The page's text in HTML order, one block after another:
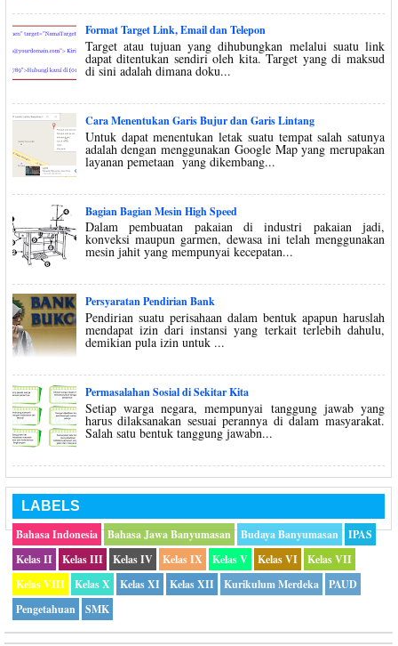
Format Target Link, Email dan Telepon
Target atau tujuan yang dihubungkan melalui suatu link
dapat ditentukan sendiri oleh kita. Target yang di maksud
di sini adalah dimana doku...
Cara Menentukan Garis Bujur dan Garis Lintang
Untuk dapat menentukan letak suatu tempat salah satunya
adalah dengan menggunakan Google Map yang merupakan
layanan pemetaan yang dikembang...
Bagian Bagian Mesin High Speed
Dalam pembuatan pakaian di industri pakaian jadi,
konveksi maupun garmen, dewasa ini telah menggunakan
mesin jahit yang mempunyai kecepatan...
Persyaratan Pendirian Bank
Pendirian suatu perisahaan dalam bentuk apapun haruslah
mendapat izin dari instansi yang terkait terlebih dahulu,
demikian pula izin untuk ...
Permasalahan Sosial di Sekitar Kita
Setiap warga negara, mempunyai tanggung jawab yang
harus dilaksanakan sesuai perannya di dalam masyarakat.
Salah satu bentuk tanggung jawabn...
LABELS
Bahasa Indonesia
Bahasa Jawa Banyumasan Budaya Banyumasan
IPAS
Kelas II
Kelas III Kelas IV Kelas IX Kelas V Kelas VI
Kelas VII
Kelas VIII
Kelas X Kelas XI Kelas XII Kurikulum Merdeka
PAUD
Pengetahuan
SMK